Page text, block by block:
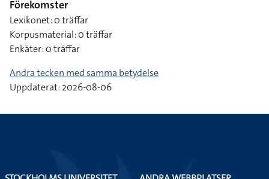
Förekomster
Lexikonet: 0 träffar
Korpusmaterial: 0 träffar
Enkäter: 0 träffar
Andra tecken med samma betydelse
Uppdaterat: 2026-08-06